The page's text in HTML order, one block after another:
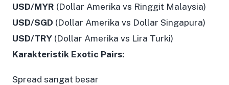
USD/MYR (Dollar Amerika vs Ringgit Malaysia)
USD/SGD (Dollar Amerika vs Dollar Singapura)
USD/TRY (Dollar Amerika vs Lira Turki)
Karakteristik Exotic Pairs:
Spread sangat besar